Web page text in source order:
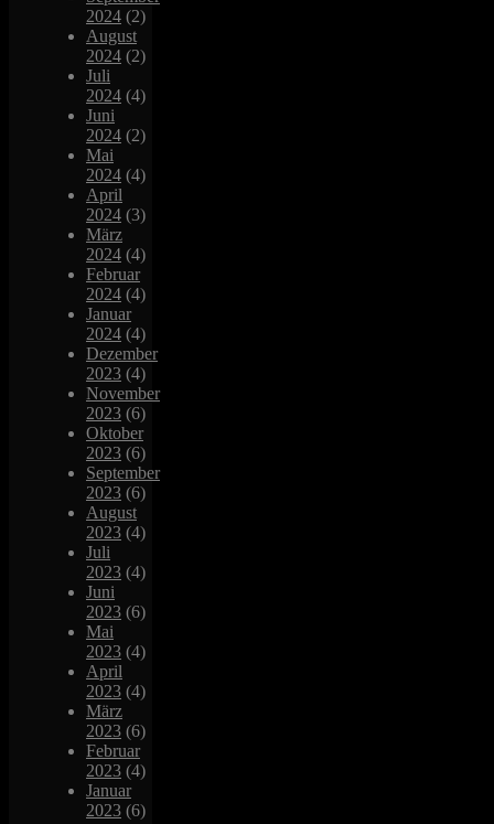
2024 (2)
August
2024 (2)
Juli
2024 (4)
Juni
2024 (2)
Mai
2024 (4)
April
2024 (3)
März
2024 (4)
Februar
2024 (4)
Januar
2024 (4)
Dezember
2023 (4)
November
2023 (6)
Oktober
2023 (6)
September
2023 (6)
August
2023 (4)
Juli
2023 (4)
Juni
2023 (6)
Mai
2023 (4)
April
2023 (4)
März
2023 (6)
Februar
2023 (4)
Januar
2023 (6)